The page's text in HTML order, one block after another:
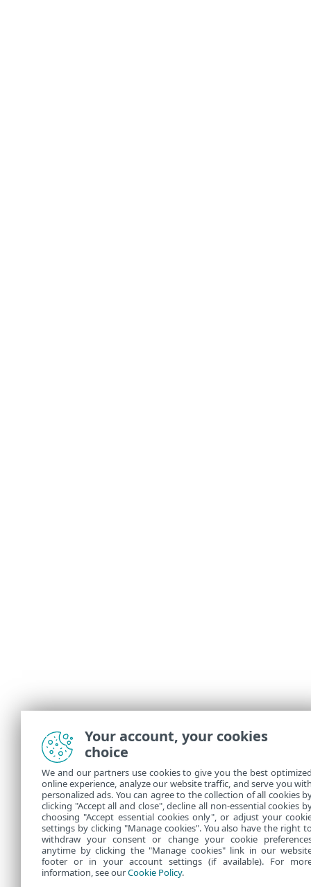
Your account, your cookies
choice
We and our partners use cookies to give you the best
online experience, analyze our website traffic, and serve you
personalized ads. You can agree to the collection of all cookies
clicking "Accept all and close", decline all non-essential cookies
choosing "Accept essential cookies only", or adjust your
settings by clicking "Manage cookies". You also have the right
withdraw your consent or change your cookie
anytime by clicking the "Manage cookies" link in our
footer or in your account settings (if available). For
information, see ourCookie Policy.